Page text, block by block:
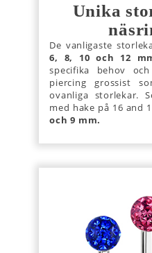
Unika
De vanligaste
6, 8, 10 och 12
specifika behov
piercing grossist
ovanliga storlekar.
med hake på 16 and
och 9 mm.